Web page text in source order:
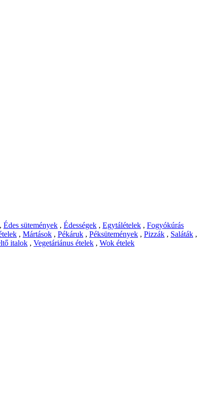
, Édes sütemények , Édességek , Egytálételek , Fogyókúrás
, Mártások , Pékáruk , Péksütemények , Pizzák , Saláták ,
italok , Vegetáriánus ételek , Wok ételek